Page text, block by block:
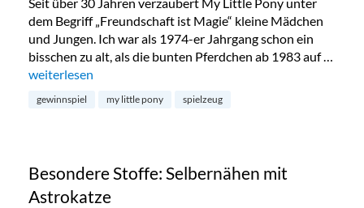
dem Begriff „Freundschaft ist Magie“ kleine Mädchen
und Jungen. Ich war als 1974-er Jahrgang schon ein
bisschen zu alt, als die bunten Pferdchen ab 1983 auf …
„Gewinne mit Hasbro 5 Riesen-Fanpakete von
weiterlesen
gewinnspiel my little pony spielzeug
Besondere Stoffe: Selbernähen mit
Astrokatze